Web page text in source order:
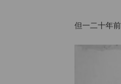
但一二十年